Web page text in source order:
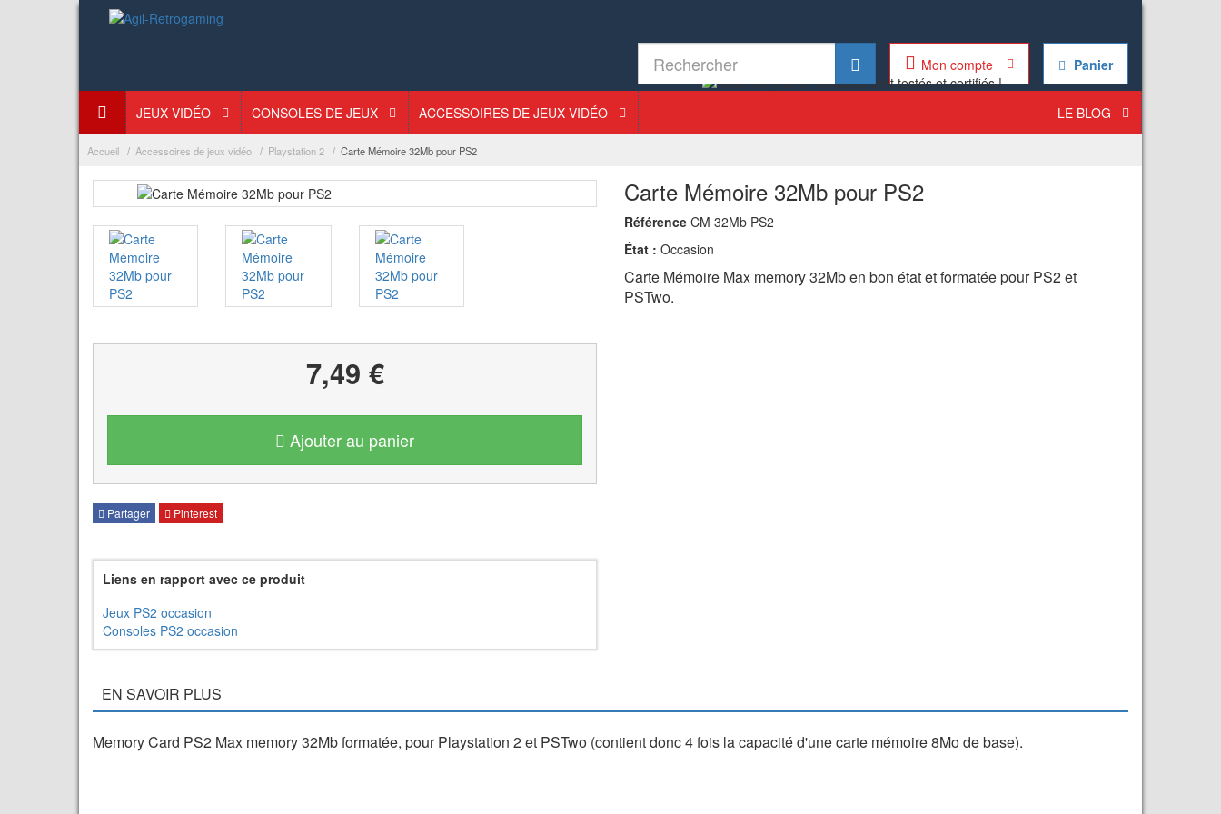
Panier
Mon compte
JEUX VIDÉO CONSOLES DE JEUX ACCESSOIRES DE JEUX VIDÉO LE BLOG
Accueil Accessoires de jeux vidéo Playstation 2 Carte Mémoire 32Mb pour PS2
Carte Mémoire 32Mb pour PS2
Référence CM 32Mb PS2
État : Occasion
Carte Mémoire Max memory 32Mb en bon état et formatée pour PS2 et
PSTwo.
7,49 €
Ajouter au panier
Partager Pinterest
Liens en rapport avec ce produit
Jeux PS2 occasion
Consoles PS2 occasion
EN SAVOIR PLUS
Memory Card PS2 Max memory 32Mb formatée, pour Playstation 2 et PSTwo (contient donc 4 fois la capacité d'une carte mémoire 8Mo de base).